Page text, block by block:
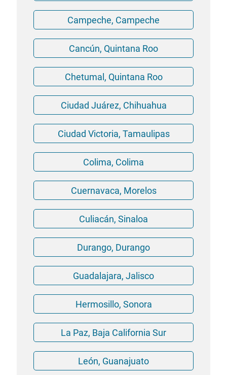
Campeche, Campeche
Cancún, Quintana Roo
Chetumal, Quintana Roo
Ciudad Juárez, Chihuahua
Ciudad Victoria, Tamaulipas
Colima, Colima
Cuernavaca, Morelos
Culiacán, Sinaloa
Durango, Durango
Guadalajara, Jalisco
Hermosillo, Sonora
La Paz, Baja California Sur
León, Guanajuato